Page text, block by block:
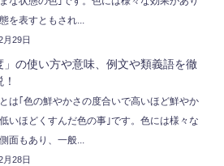
を表すともされ...
月29日
」の使い方や意味、例文や類義語を徹
とは｢色の鮮やかさの度合いで高いほど鮮やか
いほどくすんだ色の事｣です。色には様々な
面もあり、一般...
月28日